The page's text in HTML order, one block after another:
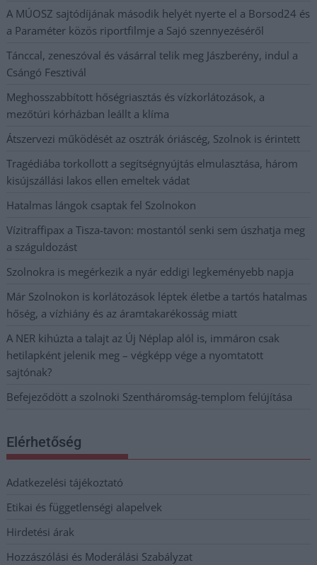
A MÚOSZ sajtódíjának második helyét nyerte el a Borsod24 és
a Paraméter közös riportfilmje a Sajó szennyezéséről
Tánccal, zeneszóval és vásárral telik meg Jászberény, indul a
Csángó Fesztivál
Meghosszabbított hőségriasztás és vízkorlátozások, a
mezőtúri kórházban leállt a klíma
Átszervezi működését az osztrák óriáscég, Szolnok is érintett
Tragédiába torkollott a segítségnyújtás elmulasztása, három
kisújszállási lakos ellen emeltek vádat
Hatalmas lángok csaptak fel Szolnokon
Vízitraffipax a Tisza-tavon: mostantól senki sem úszhatja meg
a száguldozást
Szolnokra is megérkezik a nyár eddigi legkeményebb napja
Már Szolnokon is korlátozások léptek életbe a tartós hatalmas
hőség, a vízhiány és az áramtakarékosság miatt
A NER kihúzta a talajt az Új Néplap alól is, immáron csak
hetilapként jelenik meg – végképp vége a nyomtatott
sajtónak?
Befejeződött a szolnoki Szentháromság-templom felújítása
Elérhetőség
Adatkezelési tájékoztató
Etikai és függetlenségi alapelvek
Hirdetési árak
Hozzászólási és Moderálási Szabályzat